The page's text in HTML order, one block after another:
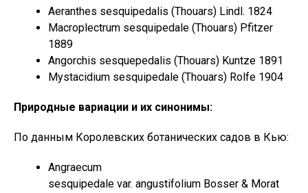
Aeranthes sesquipedalis (Thouars) Lindl. 1824
Macroplectrum sesquipedale (Thouars) Pfitzer
1889
Angorchis sesquepedalis (Thouars) Kuntze 1891
Mystacidium sesquipedale (Thouars) Rolfe 1904
Природные вариации и их синонимы:
По данным Королевских ботанических садов в Кью:
Angraecum
sesquipedale var. angustifolium Bosser & Morat